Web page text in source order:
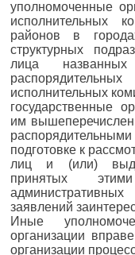
уполномоченные
исполнительных
районов в
структурных
лица
исполнительных
государственные
им
подготовке к
лиц и (или)
принятых
заявлений
Иные
организации
организации